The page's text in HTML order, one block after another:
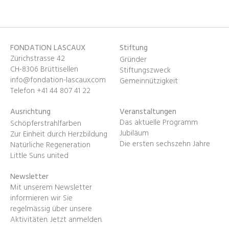
FONDATION LASCAUX
Zürichstrasse 42
CH-8306 Brüttisellen
info@fondation-lascaux.com
Telefon +41 44 807 41 22
Stiftung
Gründer
Stiftungszweck
Gemeinnützigkeit
Ausrichtung
Schöpferstrahlfarben
Zur Einheit durch Herzbildung
Natürliche Regeneration
Little Suns united
Veranstaltungen
Das aktuelle Programm
Jubiläum
Die ersten sechszehn Jahre
Newsletter
Mit unserem Newsletter
informieren wir Sie
regelmässig über unsere
Aktivitäten.Jetzt anmelden.